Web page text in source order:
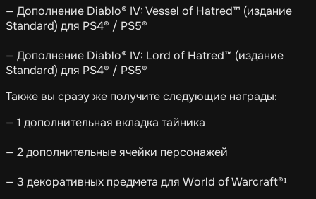
— Дополнение Diablo® IV: Vessel of Hatred™ (издание
Standard) для PS4® / PS5®
— Дополнение Diablo® IV: Lord of Hatred™ (издание
Standard) для PS4® / PS5®
Также вы сразу же получите следующие награды:
— 1 дополнительная вкладка тайника
— 2 дополнительные ячейки персонажей
— 3 декоративных предмета для World of Warcraft®¹